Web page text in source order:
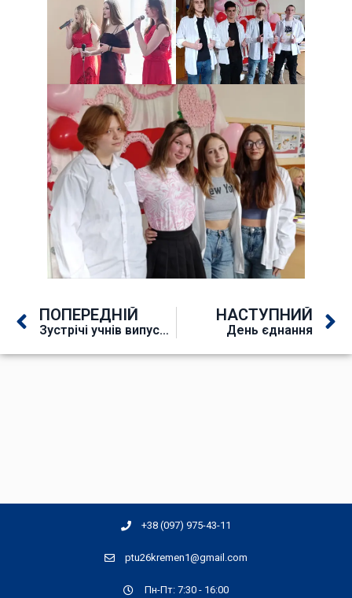
ПОПЕРЕДНІЙ
Зустрічі учнів випускних груп зі спеціалістами Центру зайнятості
НАСТУПНИЙ
День єднання
+38 (097) 975-43-11
ptu26kremen1@gmail.com
Пн-Пт: 7:30 - 16:00